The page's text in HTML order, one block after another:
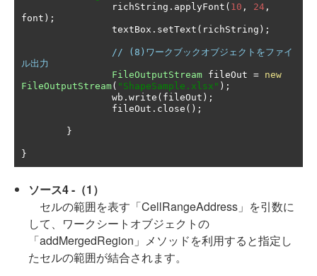
		richString
. applyFont ( 10 , 24 ,
font );
		textBox
. setText ( richString );
// (8)ワークブックオブジェクトをファイ
ル出力
FileOutputStream fileOut = new
FileOutputStream( "ShapeSample.xlsx" );
		wb
. write ( fileOut );
		fileOut
. close ();
}
}
ソース4 -（1）
セルの範囲を表す「CellRangeAddress」を引数に
して、ワークシートオブジェクトの
「addMergedRegion」メソッドを利用すると指定し
たセルの範囲が結合されます。